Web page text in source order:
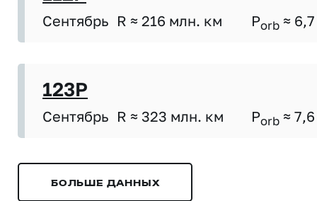
Сентябрь R ≈ 216 млн. км Porb ≈ 6,7
123P
Сентябрь R ≈ 323 млн. км Porb ≈ 7,6
БОЛЬШЕ ДАННЫХ